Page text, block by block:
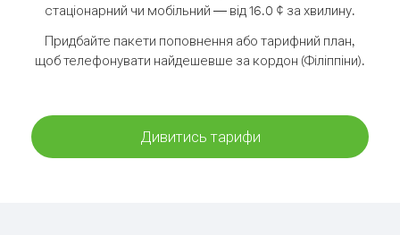
стаціонарний чи мобільний — від 16.0 ¢ за хвилину.
Придбайте пакети поповнення або тарифний план,
щоб телефонувати найдешевше за кордон (Філіппіни).
Дивитись тарифи